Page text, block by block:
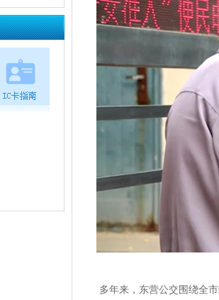
多年来，东营公交围绕全市